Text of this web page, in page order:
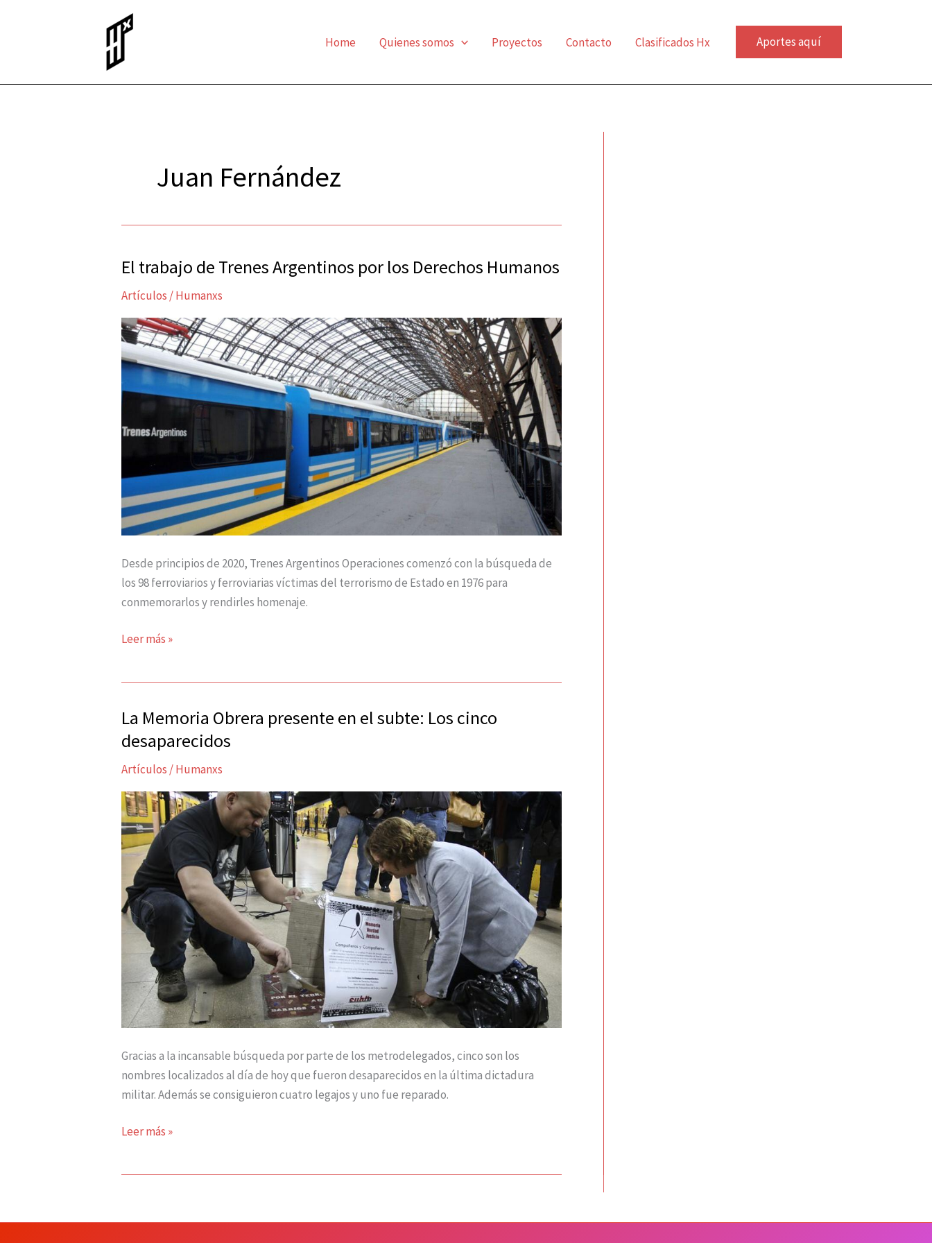
Home Quienes somos Proyectos Contacto Clasificados Hx Aportes aquí
Juan Fernández
El trabajo de Trenes Argentinos por los Derechos Humanos
Artículos /Humanxs
Desde principios de 2020, Trenes Argentinos Operaciones comenzó con la búsqueda de
los 98 ferroviarios y ferroviarias víctimas del terrorismo de Estado en 1976 para
conmemorarlos y rendirles homenaje.
El
de
Trenes
Argentinos
por
los
Derechos
Leer más »
La Memoria Obrera presente en el subte: Los cinco
desaparecidos
Artículos /Humanxs
Gracias a la incansable búsqueda por parte de los metrodelegados, cinco son los
nombres localizados al día de hoy que fueron desaparecidos en la última dictadura
militar. Además se consiguieron cuatro legajos y uno fue reparado.
La
Memoria
presente
en
el
subte:
Los
cinco
desaparecidos
Leer más »